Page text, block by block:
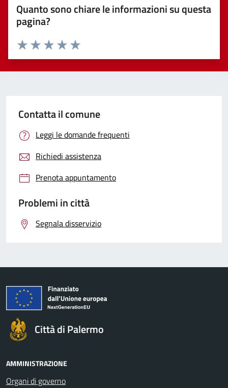
Quanto sono chiare le informazioni su questa
pagina?
Valuta 5 stelle su 5
Valuta 4 stelle su 5
Valuta 3 stelle su 5
Valuta 2 stelle su 5
Valuta 1 stelle su 5
Contatta il comune
Leggi le domande frequenti
Richiedi assistenza
Prenota appuntamento
Problemi in città
Segnala disservizio
Città di Palermo
AMMINISTRAZIONE
Organi di governo